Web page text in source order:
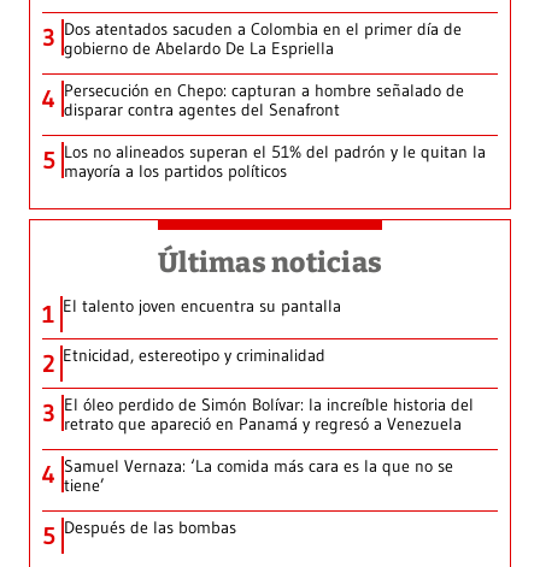
3 Dos atentados sacuden a Colombia en el primer día de
gobierno de Abelardo De La Espriella
4 Persecución en Chepo: capturan a hombre señalado de
disparar contra agentes del Senafront
5 Los no alineados superan el 51% del padrón y le quitan la
mayoría a los partidos políticos
Últimas noticias
1 El talento joven encuentra su pantalla​
2 Etnicidad, estereotipo y criminalidad
3 El óleo perdido de Simón Bolívar: la increíble historia del
retrato que apareció en Panamá y regresó a Venezuela
4 Samuel Vernaza: ‘La comida más cara es la que no se
tiene’
5 Después de las bombas